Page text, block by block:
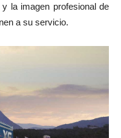
la imagen profesional de
a su servicio.